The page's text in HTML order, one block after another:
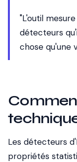
"L'outil
détecteurs
chose qu'une
Les détecteurs
propriétés